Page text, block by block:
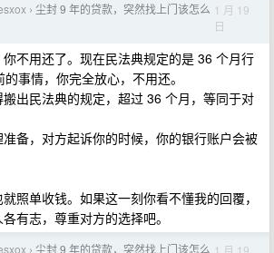
› 尘封 9 年的贷款，突然找上门该怎么 1 月 19
日
不用还了。现在民法典规定的是 36 个月行
事情，你完全放心，不用还。
搬出民法典的规定，超过 36 个月，等同于对
备，对方起诉你的时候，你的银行账户会被
照单收钱。如果这一刻你看不懂我的回覆，
有志，尊重对方的选择吧。
› 尘封 9 年的贷款，突然找上门该怎么 1 月 19